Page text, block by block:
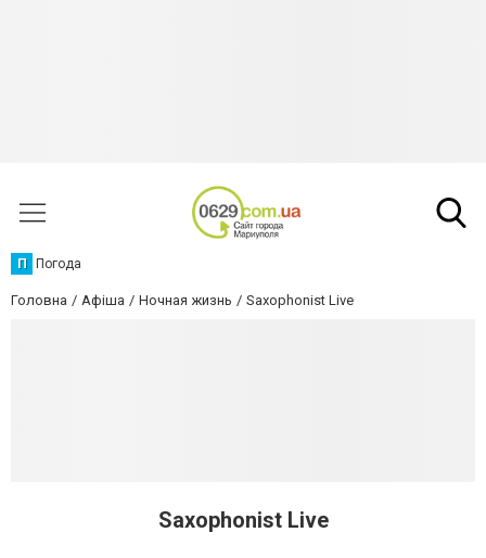
П Погода
Головна Афіша Ночная жизнь Saxophonist Live
Saxophonist Live